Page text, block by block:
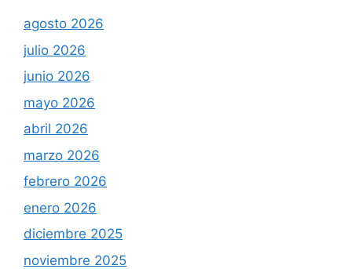
agosto 2026
julio 2026
junio 2026
mayo 2026
abril 2026
marzo 2026
febrero 2026
enero 2026
diciembre 2025
noviembre 2025